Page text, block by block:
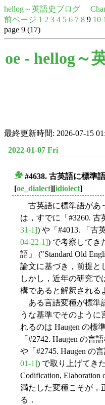
hellog～英語史ブログ
前ページ 1 2 3 4 5 6 7 8 9 10
page 9 (17)
oe - hellog～
最終更新時間: 2026-07-15
2022-01-07 Fri
#4638. 古英語に標準
[oe_dialect][idiolect]
古英語に標準語があ
は，すでに「#3260.
31-1]) や「#4013. 「古
04-22-1]) で考察してき
語」 ("Standard Old
論文に基づき，前提と
しかし，近年の研究で
構であると解釈される
ある言語変種が標準
うな基準でそのように
れるのは Haugen の標
「#2742. Haugen の言
や「#2745. Haugen の
01-1]) で取り上げてき
Codification, Elaboration
満たした変種こそが，
る．